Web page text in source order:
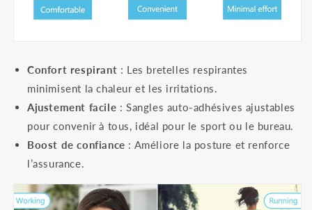
Confort respirant : Les bretelles respirantes
minimisent la chaleur et les irritations.
Ajustement facile : Sangles auto-adhésives ajustables
pour convenir à tous, idéal pour le sport ou le bureau.
Boost de confiance : Améliore la posture et renforce
l’assurance.